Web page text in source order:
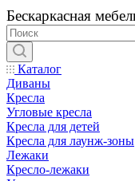
Бескаркасная
Каталог
Диваны
Кресла
Угловые кресла
Кресла для детей
Кресла для лаунж-зоны
Лежаки
Кресло-лежаки